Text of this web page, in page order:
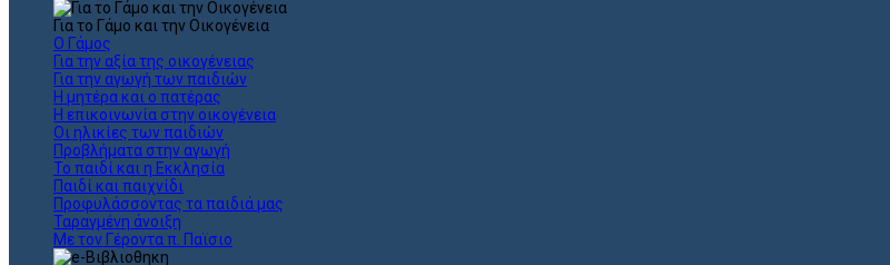
Για το Γάμο και την Οικογένεια
Ο Γάμος
Για την αξία της οικογένειας
Για την αγωγή των παιδιών
Η μητέρα και ο πατέρας
Η επικοινωνία στην οικογένεια
Οι ηλικίες των παιδιών
Προβλήματα στην αγωγή
Το παιδί και η Εκκλησία
Παιδί και παιχνίδι
Προφυλάσσοντας τα παιδιά μας
Ταραγμένη άνοιξη
Με τον Γέροντα π. Παϊσιο